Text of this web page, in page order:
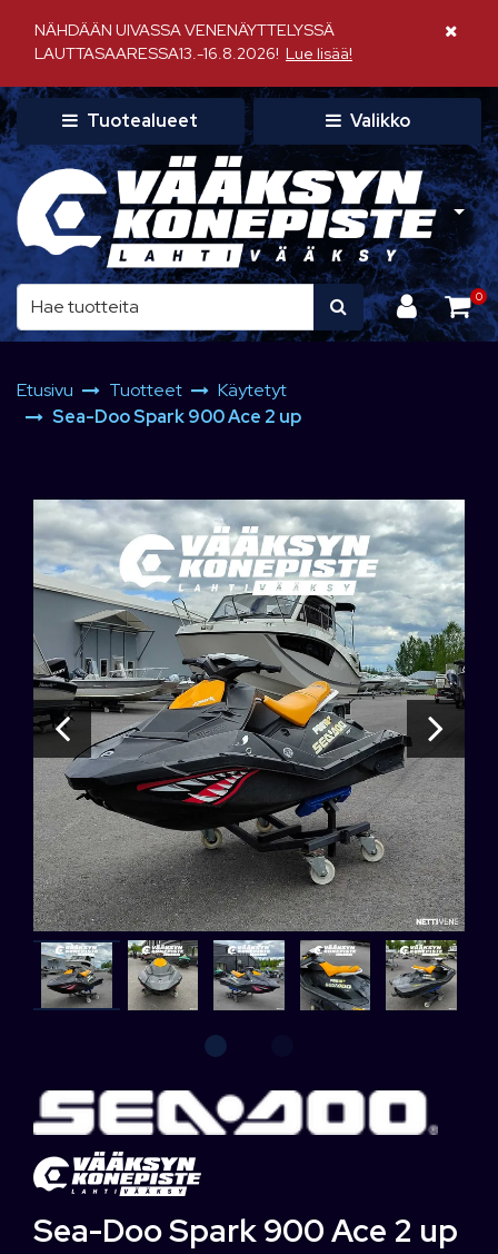
NÄHDÄÄN UIVASSA VENENÄYTTELYSSÄ
LAUTTASAARESSA13.-16.8.2026! Lue lisää!
Sulje
Tuotealueet Valikko
0
Etusivu Tuotteet
Käytetyt
Sea-Doo Spark 900 Ace 2 up
Sea-Doo Spark 900 Ace 2 up